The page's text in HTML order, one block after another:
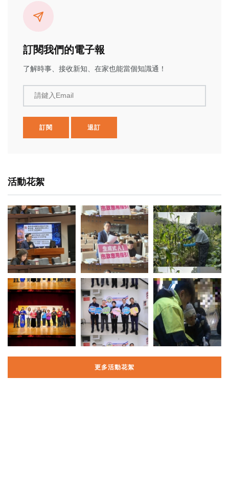
訂閱我們的電子報
了解時事、接收新知、在家也能當個知識通！
請鍵入Email
訂閱 退訂
活動花絮
更多活動花絮